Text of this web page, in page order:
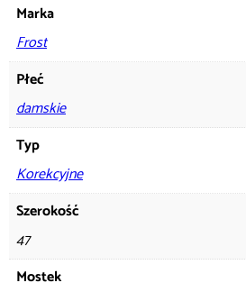
Marka
Frost
Płeć
damskie
Typ
Korekcyjne
Szerokość
47
Mostek